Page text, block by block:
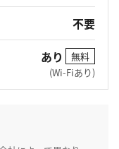
不要
あり
無料
(Wi-Fiあり)